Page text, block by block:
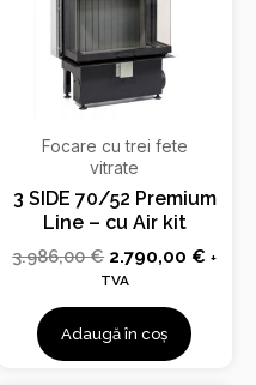
Focare cu trei fete
vitrate
3 SIDE 70/52 Premium
Line – cu Air kit
3.986,00€ 2.790,00€ +
TVA
Adaugă în coș